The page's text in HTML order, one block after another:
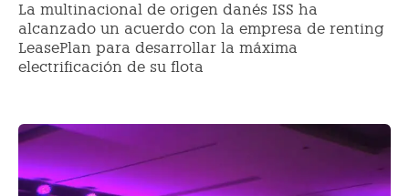
La multinacional de origen danés ISS ha
alcanzado un acuerdo con la empresa de renting
LeasePlan para desarrollar la máxima
electrificación de su flota